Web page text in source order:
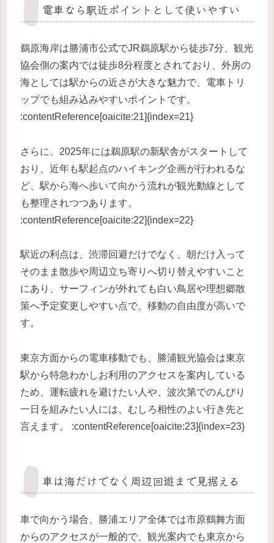
電車なら駅近ポイントとして使いやすい
鵜原海岸は勝浦市公式でJR鵜原駅から徒歩7分、観光
協会側の案内では徒歩8分程度とされており、外房の
海としては駅からの近さが大きな魅力で、電車トリ
ップでも組み込みやすいポイントです。
:contentReference[oaicite:21]{index=21}
さらに、2025年には鵜原駅の新駅舎がスタートして
おり、近年も駅起点のハイキング企画が行われるな
ど、駅から海へ歩いて向かう流れが観光動線として
も整理されつつあります。
:contentReference[oaicite:22]{index=22}
駅近の利点は、渋滞回避だけでなく、朝だけ入って
そのまま散歩や周辺立ち寄りへ切り替えやすいこと
にあり、サーフィンが外れても白い鳥居や理想郷散
策へ予定変更しやすい点で、移動の自由度が高いで
す。
東京方面からの電車移動でも、勝浦観光協会は東京
駅から特急わかしお利用のアクセスを案内している
ため、運転疲れを避けたい人や、波次第でのんびり
一日を組みたい人には、むしろ相性のよい行き先と
言えます。 :contentReference[oaicite:23]{index=23}
車は海だけでなく周辺回遊まで見据える
車で向かう場合、勝浦エリア全体では市原鶴舞方面
からのアクセスが一般的で、観光案内でも東京から